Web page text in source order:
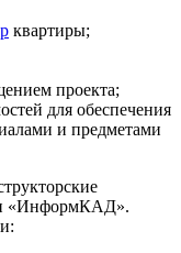
квартиры;
проекта;
для обеспечения
и предметами
«ИнформКАД».